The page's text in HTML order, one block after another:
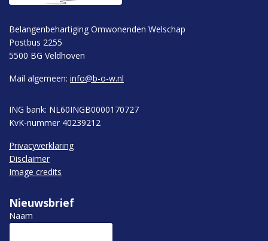
Belangenbehartiging Omwonenden Welschap
Postbus 2255
5500 BG Veldhoven
Mail algemeen: info@b-o-w.nl
ING bank: NL60INGB0000170727
KvK-nummer 40239212
Privacyverklaring
Disclaimer
Image credits
Nieuwsbrief
Naam